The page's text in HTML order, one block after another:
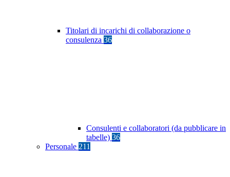
Titolari di incarichi di collaborazione o
consulenza 36
Consulenti e collaboratori (da pubblicare in
tabelle) 36
Personale 211